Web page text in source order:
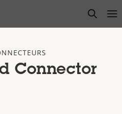
open
Connector